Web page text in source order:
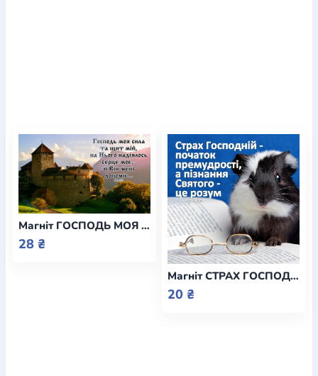
Магніт ГОСПОДЬ МОЯ СИЛА ТА ЩИТ МІЙ / Еммаус
28 ₴
Магніт СТРАХ ГОСПОДНІЙ - ПОЧАТОК ПРЕМУДРОСТІ / Еммаус
20 ₴